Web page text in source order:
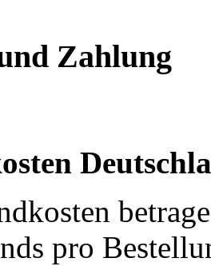
Zahlung
pro